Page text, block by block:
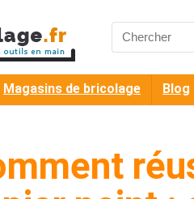
Search
for:
Magasins de bricolage Blog